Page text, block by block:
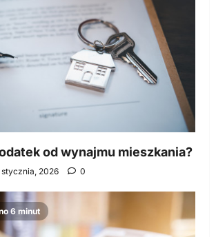
od wynajmu mieszkania?
stycznia, 2026 0
6 minut